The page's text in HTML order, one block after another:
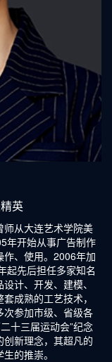
英
从大连艺术学院美
年开始从事广告制作
、使用。2006年加
起先后担任多家知名
计、开发、建模、
成熟的工艺技术，
参加市级、省级各
十三届运动会”纪念
新理念，其超凡的
的推崇。